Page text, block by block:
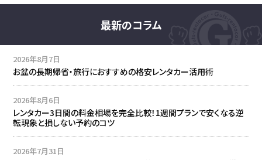
最新のコラム
2026年8月7日
お盆の長期帰省・旅行におすすめの格安レンタカー活用術
2026年8月6日
レンタカー3日間の料金相場を完全比較！1週間プランで安くなる逆
転現象と損しない予約のコツ
2026年7月31日